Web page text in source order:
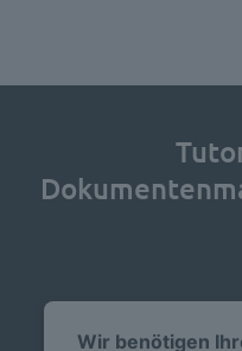
Wir benötigen